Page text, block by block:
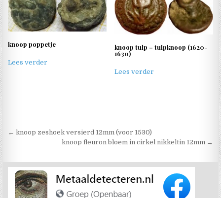
knoop poppetje
Lees verder
knoop tulp – tulpknoop (1620-
1630)
Lees verder
Berichtnavigatie
← knoop zeshoek versierd 12mm (voor 1530)
knoop fleuron bloem in cirkel nikkeltin 12mm →